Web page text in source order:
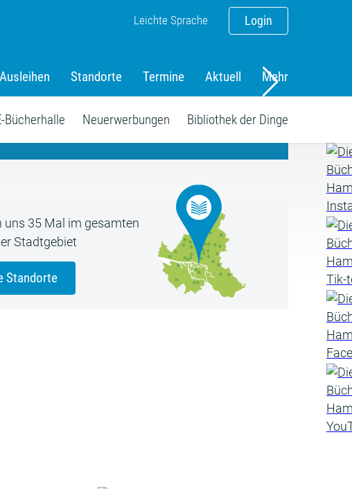
Login
Leichte Sprache
Ausleihen Standorte Termine Aktuell Mehr
Bücherhalle Neuerwerbungen Bibliothek der Dinge
uns 35 Mal im gesamten
Stadtgebiet
Standorte